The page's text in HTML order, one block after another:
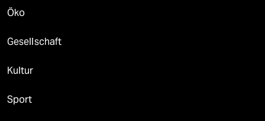
Öko
Gesellschaft
Kultur
Sport